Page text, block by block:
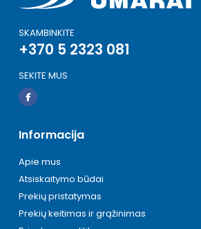
SKAMBINKITE
+370 5 2323 081
SEKITE MUS
Informacija
Apie mus
Atsiskaitymo būdai
Prekių pristatymas
Prekių keitimas ir grąžinimas